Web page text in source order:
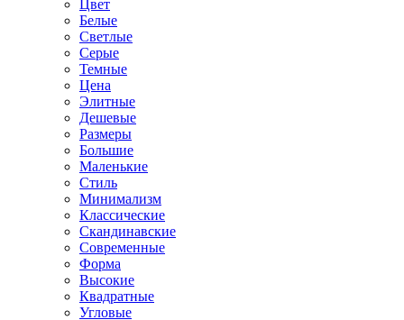
Цвет
Белые
Светлые
Серые
Темные
Цена
Элитные
Дешевые
Размеры
Большие
Маленькие
Стиль
Минимализм
Классические
Скандинавские
Современные
Форма
Высокие
Квадратные
Угловые